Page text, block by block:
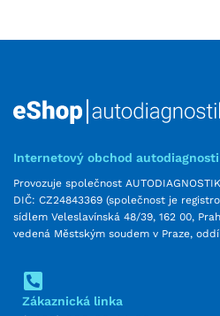
Internetový obchod
Provozuje společnost
DIČ: CZ24843369 (společnost je
sídlem Veleslavínská 48/39, 162 00,
vedená Městským soudem v Praze,
Zákaznická linka